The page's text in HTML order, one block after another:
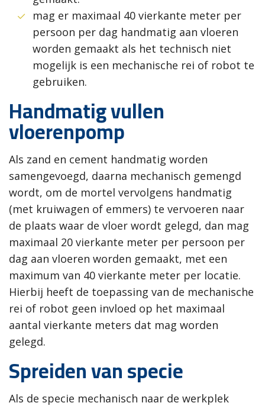
mag er maximaal 40 vierkante meter per
persoon per dag handmatig aan vloeren
worden gemaakt als het technisch niet
mogelijk is een mechanische rei of robot te
gebruiken.
Handmatig vullen
vloerenpomp
Als zand en cement handmatig worden
samengevoegd, daarna mechanisch gemengd
wordt, om de mortel vervolgens handmatig
(met kruiwagen of emmers) te vervoeren naar
de plaats waar de vloer wordt gelegd, dan mag
maximaal 20 vierkante meter per persoon per
dag aan vloeren worden gemaakt, met een
maximum van 40 vierkante meter per locatie.
Hierbij heeft de toepassing van de mechanische
rei of robot geen invloed op het maximaal
aantal vierkante meters dat mag worden
gelegd.
Spreiden van specie
Als de specie mechanisch naar de werkplek